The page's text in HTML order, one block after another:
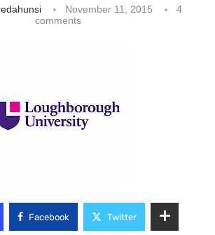
November 11, 2015
4
comments
Facebook Twitter